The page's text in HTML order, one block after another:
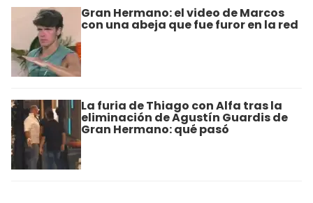
Gran Hermano: el video de Marcos
con una abeja que fue furor en la red
La furia de Thiago con Alfa tras la
eliminación de Agustín Guardis de
Gran Hermano: qué pasó